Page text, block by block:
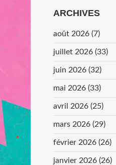
ARCHIVES
août 2026 (7)
juillet 2026 (33)
juin 2026 (32)
mai 2026 (33)
avril 2026 (25)
mars 2026 (29)
février 2026 (26)
janvier 2026 (26)